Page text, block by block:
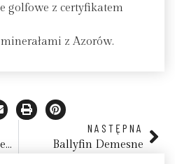
golfowe z certyfikatem
z Azorów.
Lefay Wellness Residences
NASTĘPNA
Ballyfin Demesne